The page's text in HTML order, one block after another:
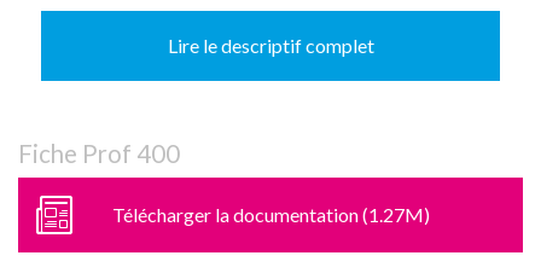
Lire le descriptif complet
Fiche Prof 400
Télécharger la documentation (1.27M)